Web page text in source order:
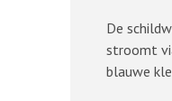
De
stroomt
blauwe